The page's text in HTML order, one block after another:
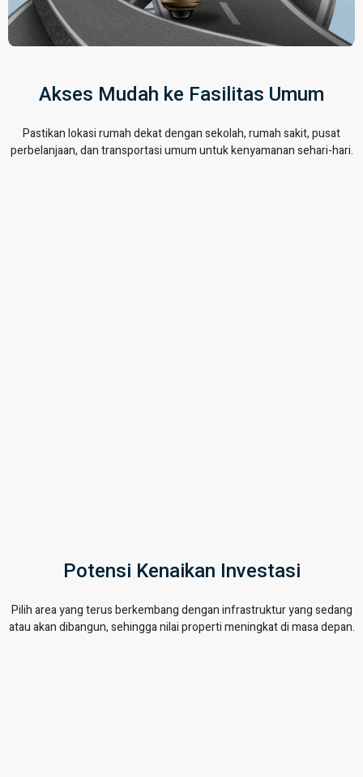
Akses Mudah ke Fasilitas Umum
Pastikan lokasi rumah dekat dengan sekolah, rumah sakit, pusat
perbelanjaan, dan transportasi umum untuk kenyamanan sehari-hari.
Potensi Kenaikan Investasi
Pilih area yang terus berkembang dengan infrastruktur yang sedang
atau akan dibangun, sehingga nilai properti meningkat di masa depan.